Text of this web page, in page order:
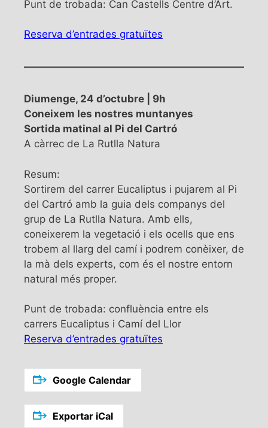
Punt de trobada: Can Castells Centre d’Art.
Reserva d’entrades gratuïtes
Diumenge, 24 d’octubre | 9h
Coneixem les nostres muntanyes
Sortida matinal al Pi del Cartró
A càrrec de La Rutlla Natura
Resum:
Sortirem del carrer Eucaliptus i pujarem al Pi
del Cartró amb la guia dels companys del
grup de La Rutlla Natura. Amb ells,
coneixerem la vegetació i els ocells que ens
trobem al llarg del camí i podrem conèixer, de
la mà dels experts, com és el nostre entorn
natural més proper.
Punt de trobada: confluència entre els
carrers Eucaliptus i Camí del Llor
Reserva d’entrades gratuïtes
Google Calendar
Exportar iCal